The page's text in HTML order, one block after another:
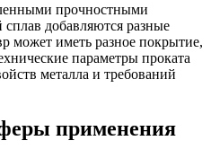
прочностными
добавляются разные
может иметь разное покрытие,
параметры проката
металла и требований
применения